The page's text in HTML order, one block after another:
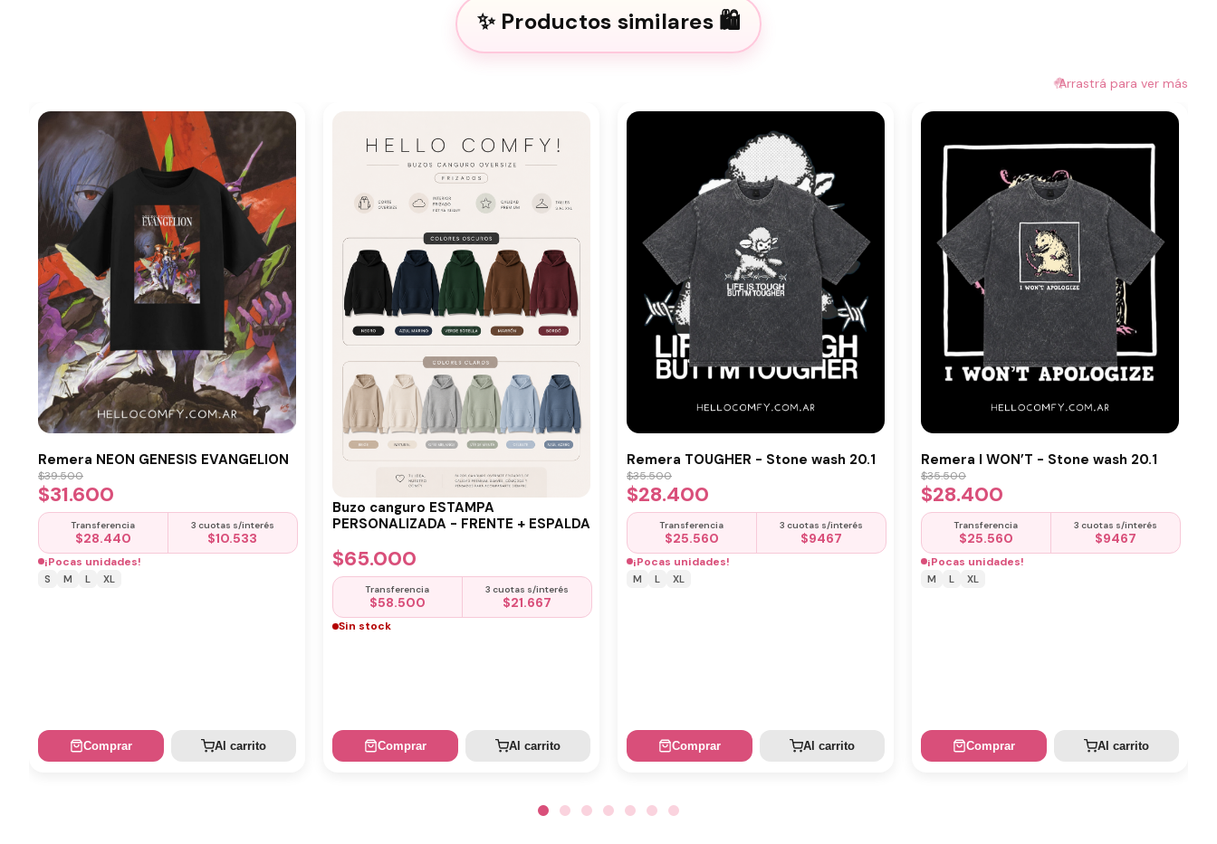
Productos similares
🤚
Arrastrá para ver más
Remera NEON GENESIS EVANGELION
$39.500
$31.600
Transferencia
$28.440
3 cuotas s/interés
$10.533
¡Pocas unidades!
S M L XL
Comprar Al carrito
Buzo canguro ESTAMPA
PERSONALIZADA - FRENTE + ESPALDA
$65.000
Transferencia
$58.500
3 cuotas s/interés
$21.667
Sin stock
Comprar Al carrito
Remera TOUGHER - Stone wash 20.1
$35.500
$28.400
Transferencia
$25.560
3 cuotas s/interés
$9467
¡Pocas unidades!
M L XL
Comprar Al carrito
Remera I WON’T - Stone wash 20.1
$35.500
$28.400
Transferencia
$25.560
3 cuotas s/interés
$9467
¡Pocas unidades!
M L XL
Comprar Al carrito